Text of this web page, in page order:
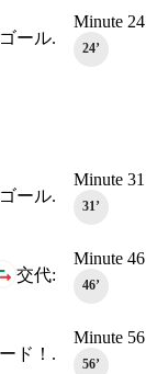
Minute 24
24‎’‎
ゴール.
Minute 31
31‎’‎
ゴール.
Minute 46
46‎’‎
交代:
Minute 56
56‎’‎
ド！.